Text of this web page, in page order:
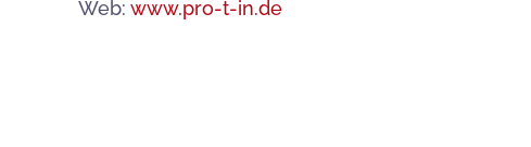
Web: www.pro-t-in.de